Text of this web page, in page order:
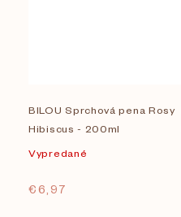
BILOU Sprchová pena Rosy
Hibiscus - 200ml
Vypredané
€6,97